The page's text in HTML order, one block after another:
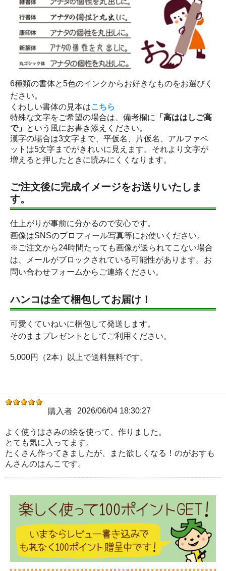
6種類の書体と5色のインクからお好きなものをお選びく
ださい。
くわしい書体の見本はこちら
特殊な文字をご希望の場合は、備考欄に
「高ははしご高
で」 という風にお書き添えください。
漢字の場合は3文字まで、平仮名、片仮名、アルファベ
ットは5文字までがきれいに見えます。それより文字が
増えると押したときに読みにくくなります。
ご注文後に完成イメージをお送りいたしま
す。
仕上がりが事前に分かるので安心です。
画像はSNSのプロフィール写真等にお使いください。
※ご注文から24時間たっても画像が送られてこない場合
は、メールがブロックされている可能性があります。お
問い合わせフォームからご連絡ください。
ハンコは全て梱包してお届け！
可愛くていねいに梱包して発送します。
そのままプレゼントとしてご利用ください。
5,000円（2本）以上で送料無料です。
購入者 2026/06/04 18:30:27
よく使うはさみの絵を使って、作りました。
とても気に入ってます。
たくさん作ってきましたが、また欲しくなる！のがおすも
んさんのはんこです。